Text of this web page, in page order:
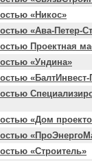
«Никос»
«Ава-Петер-
Проектная
«Ундина»
«БалтИнвест-
«Дом
«Строитель»